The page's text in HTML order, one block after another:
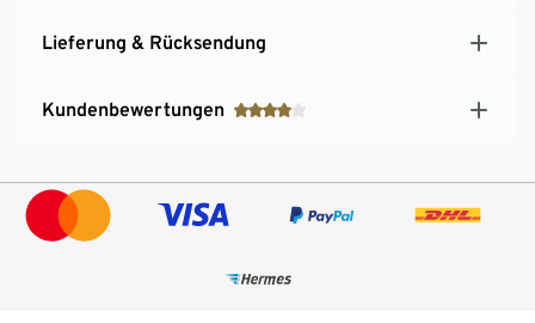
Lieferung & Rücksendung
Kundenbewertungen